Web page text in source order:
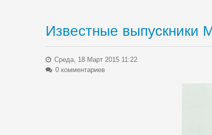
Известные
Среда, 18 Март 2015 11:22
0 комментариев